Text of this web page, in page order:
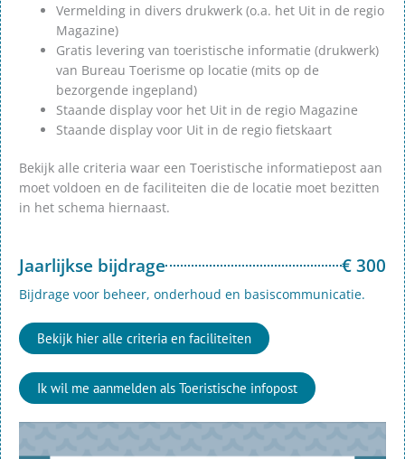
Vermelding in divers drukwerk (o.a. het Uit in de regio
Magazine)
Gratis levering van toeristische informatie (drukwerk)
van Bureau Toerisme op locatie (mits op de
bezorgende ingepland)
Staande display voor het Uit in de regio Magazine
Staande display voor Uit in de regio fietskaart
Bekijk alle criteria waar een Toeristische informatiepost aan
moet voldoen en de faciliteiten die de locatie moet bezitten
in het schema hiernaast.
Jaarlijkse bijdrage € 300
Bijdrage voor beheer, onderhoud en basiscommunicatie.
Bekijk hier alle criteria en faciliteiten
Ik wil me aanmelden als Toeristische infopost